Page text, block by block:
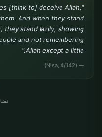
[think to] deceive Allah,
And when they stand
they stand lazily, showing
and not remembering
Allah except a little."
— (Nisa, 4/142)